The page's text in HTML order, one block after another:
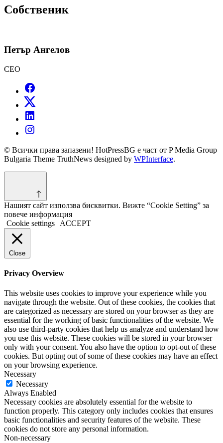
Собственик
Петър Ангелов
CEO
© Всички права запазени! HotPressBG е част от P Media Group
Bulgaria Theme TruthNews designed by WPInterface.
Нашият сайт използва бисквитки. Вижте “Cookie Setting” за
повече информация
Cookie settings
ACCEPT
Close
Privacy Overview
This website uses cookies to improve your experience while you
navigate through the website. Out of these cookies, the cookies that
are categorized as necessary are stored on your browser as they are
essential for the working of basic functionalities of the website. We
also use third-party cookies that help us analyze and understand how
you use this website. These cookies will be stored in your browser
only with your consent. You also have the option to opt-out of these
cookies. But opting out of some of these cookies may have an effect
on your browsing experience.
Necessary
Necessary
Always Enabled
Necessary cookies are absolutely essential for the website to
function properly. This category only includes cookies that ensures
basic functionalities and security features of the website. These
cookies do not store any personal information.
Non-necessary